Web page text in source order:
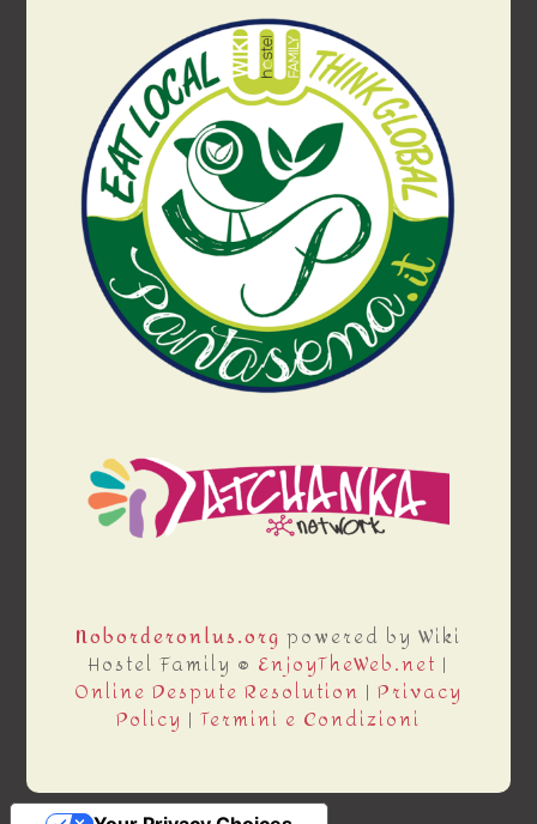
Noborderonlus.org powered by Wiki
Hostel Family ® EnjoyTheWeb.net |
Online Despute Resolution | Privacy
Policy | Termini e Condizioni